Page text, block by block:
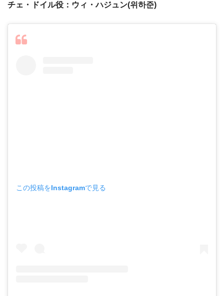
チェ・ドイル役：ウィ・ハジュン(위하준)
この投稿をInstagramで見る